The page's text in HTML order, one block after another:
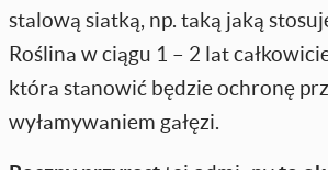
stalową siatką, np. taką jaką
Roślina w ciągu 1 – 2 lat
która stanowić będzie ochronę
wyłamywaniem gałęzi.